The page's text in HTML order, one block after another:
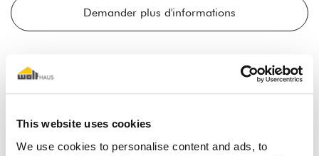
This website uses cookies
We use cookies to personalise content and ads, to
Demander plus d'informations
Wolf Haus Professionnel.
De nombreux secteurs, de
nombreux avantages.